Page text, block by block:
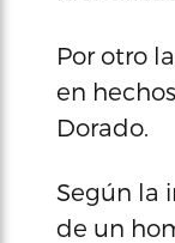
Por otro
en
Dorado.
Según la
de un